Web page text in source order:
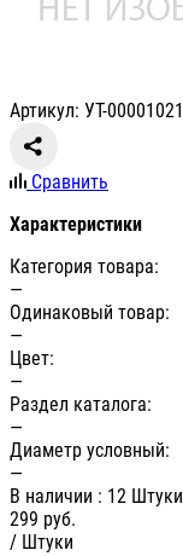
Артикул: УТ-00001021
Сравнить
Характеристики
Категория товара:
—
Одинаковый товар:
—
Цвет:
—
Раздел каталога:
—
Диаметр условный:
—
В наличии : 12 Штуки
299 руб.
/ Штуки